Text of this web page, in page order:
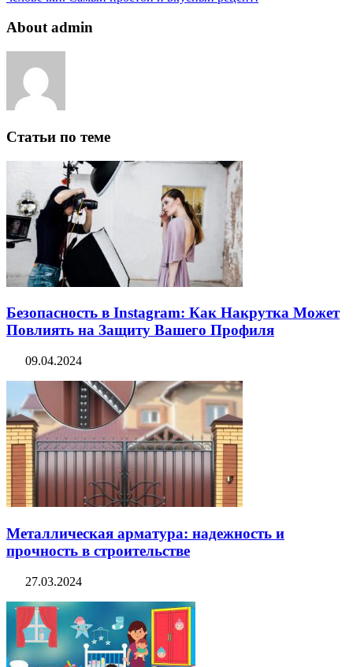
About admin
Статьи по теме
Безопасность в Instagram: Как Накрутка Может
Повлиять на Защиту Вашего Профиля
09.04.2024
Металлическая арматура: надежность и
прочность в строительстве
27.03.2024